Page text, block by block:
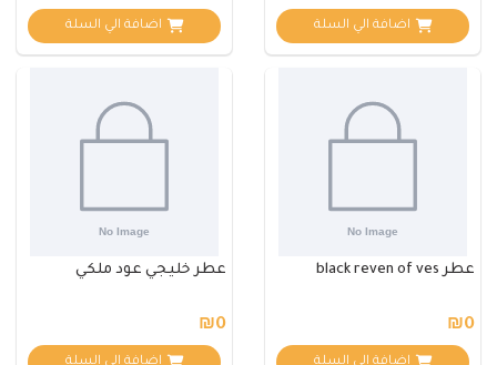
اضافة الي السلة اضافة الي السلة
عطر black reven of ves
₪0
عطر خليجي عود ملكي
₪0